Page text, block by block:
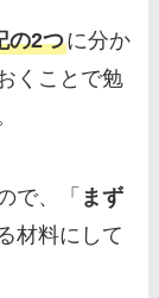
の2つに分か
くことで勉
で、「 まず
材料にして